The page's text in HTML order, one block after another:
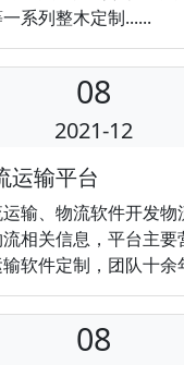
系列整木定制......
08
2021-12
运输平台
输、物流软件开发
相关信息，平台主
软件定制，团队十余
08